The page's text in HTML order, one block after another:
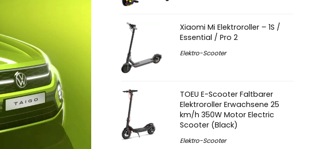
Xiaomi Mi Elektroroller – 1S /
Essential / Pro 2
Elektro-Scooter
TOEU E-Scooter Faltbarer
Elektroroller Erwachsene 25
km/h 350W Motor Electric
Scooter (Black)
Elektro-Scooter